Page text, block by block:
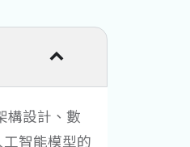
構設計、數
智能模型的